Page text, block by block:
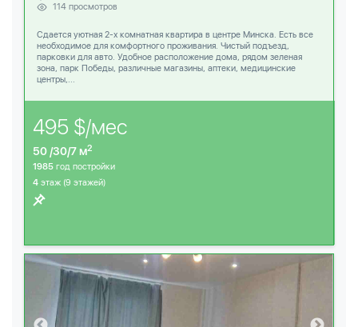
114 просмотров
Сдается уютная 2-х комнатная квартира в центре Минска. Есть все
необходимое для комфортного проживания. Чистый подъезд,
парковки для авто. Удобное расположение дома, рядом зеленая
зона, парк Победы, различные магазины, аптеки, медицинские
центры,...
495 $/мес
50 /30/7 м2
1985 год постройки
4 этаж (9 этажей)